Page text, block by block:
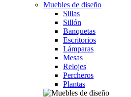
Muebles de diseño
Sillas
Sillón
Banquetas
Escritorios
Lámparas
Mesas
Relojes
Percheros
Plantas